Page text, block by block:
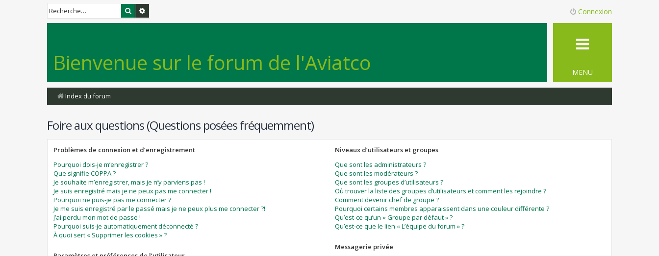
Rechercher Connexion
Bienvenue sur le forum de l'Aviatco MENU
Index du forum
Foire aux questions (Questions posées fréquemment)
Problèmes de connexion et d’enregistrement
Pourquoi dois-je m’enregistrer ?
Que signifie COPPA ?
Je souhaite m’enregistrer, mais je n’y parviens pas !
Je suis enregistré mais je ne peux pas me connecter !
Pourquoi ne puis-je pas me connecter ?
Je me suis enregistré par le passé mais je ne peux plus me connecter ?!
J’ai perdu mon mot de passe !
Pourquoi suis-je automatiquement déconnecté ?
À quoi sert « Supprimer les cookies » ?
Niveaux d’utilisateurs et groupes
Que sont les administrateurs ?
Que sont les modérateurs ?
Que sont les groupes d’utilisateurs ?
Où trouver la liste des groupes d’utilisateurs et comment les rejoindre ?
Comment devenir chef de groupe ?
Pourquoi certains membres apparaissent dans une couleur différente ?
Qu’est-ce qu’un « Groupe par défaut » ?
Qu’est-ce que le lien « L’équipe du forum » ?
Messagerie privée